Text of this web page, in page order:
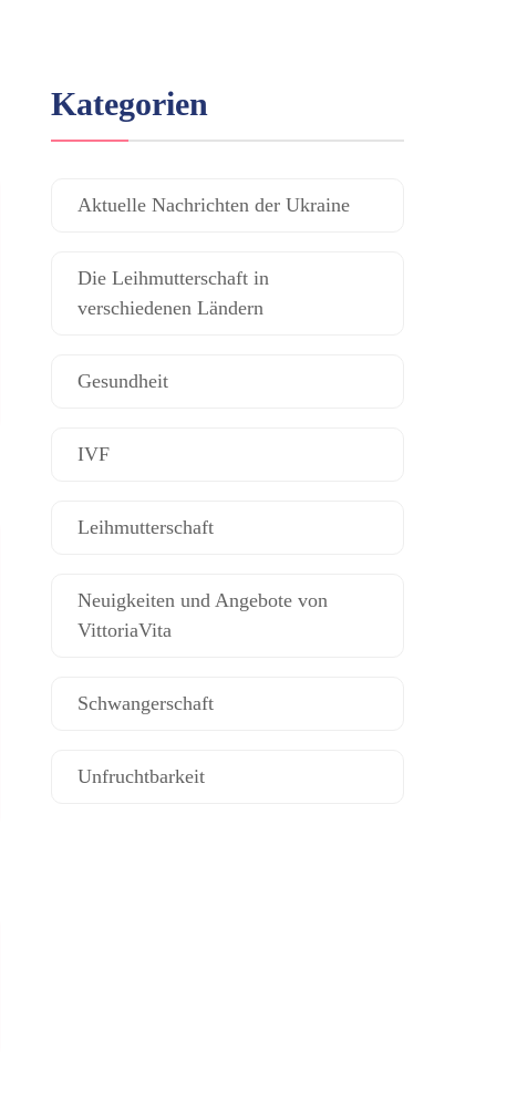
Kategorien
Aktuelle Nachrichten der Ukraine
Die Leihmutterschaft in
verschiedenen Ländern
Gesundheit
IVF
Leihmutterschaft
Neuigkeiten und Angebote von
VittoriaVita
Schwangerschaft
Unfruchtbarkeit